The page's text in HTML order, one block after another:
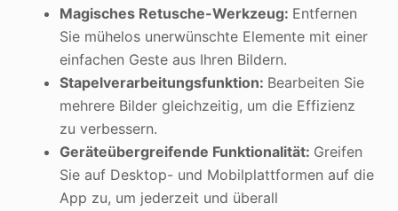
Magisches Retusche-Werkzeug: Entfernen
Sie mühelos unerwünschte Elemente mit einer
einfachen Geste aus Ihren Bildern.
Stapelverarbeitungsfunktion: Bearbeiten Sie
mehrere Bilder gleichzeitig, um die Effizienz
zu verbessern.
Geräteübergreifende Funktionalität: Greifen
Sie auf Desktop- und Mobilplattformen auf die
App zu, um jederzeit und überall